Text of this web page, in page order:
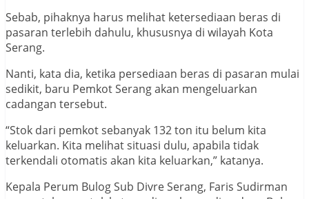
Sebab, pihaknya harus melihat ketersediaan beras di
pasaran terlebih dahulu, khususnya di wilayah Kota
Serang.
Nanti, kata dia, ketika persediaan beras di pasaran mulai
sedikit, baru Pemkot Serang akan mengeluarkan
cadangan tersebut.
“Stok dari pemkot sebanyak 132 ton itu belum kita
keluarkan. Kita melihat situasi dulu, apabila tidak
terkendali otomatis akan kita keluarkan,” katanya.
Kepala Perum Bulog Sub Divre Serang, Faris Sudirman